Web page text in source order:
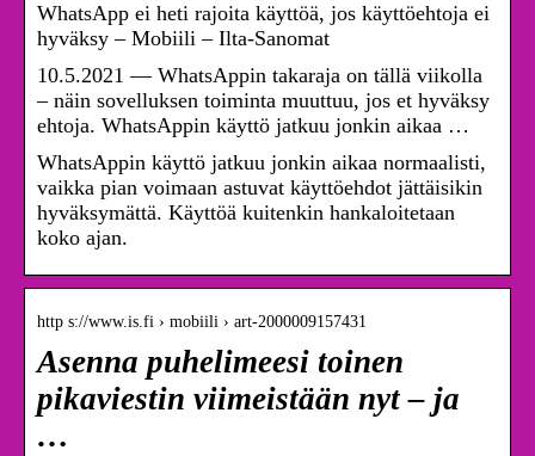
WhatsApp ei heti rajoita käyttöä, jos käyttöehtoja ei
hyväksy – Mobiili – Ilta-Sanomat
10.5.2021 — WhatsAppin takaraja on tällä viikolla
– näin sovelluksen toiminta muuttuu, jos et hyväksy
ehtoja. WhatsAppin käyttö jatkuu jonkin aikaa …
WhatsAppin käyttö jatkuu jonkin aikaa normaalisti,
vaikka pian voimaan astuvat käyttöehdot jättäisikin
hyväksymättä. Käyttöä kuitenkin hankaloitetaan
koko ajan.
http s://www.is.fi › mobiili › art-2000009157431
Asenna puhelimeesi toinen
pikaviestin viimeistään nyt – ja
…